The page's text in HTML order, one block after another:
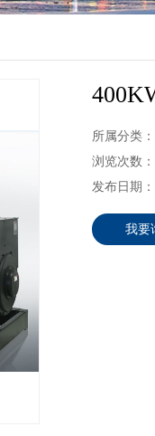
所属分类
浏览次数
发布日期：
我要